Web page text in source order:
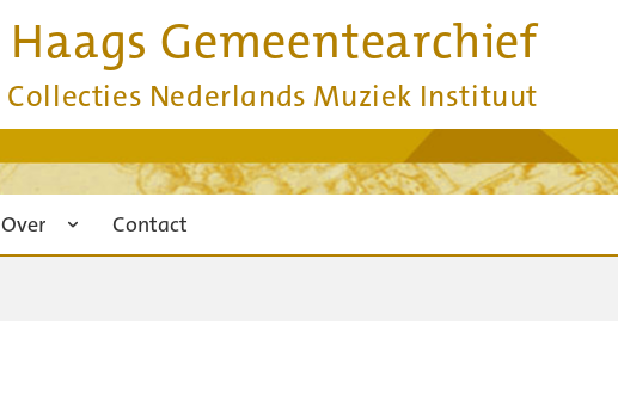
Haags Gemeentearchief
Collecties Nederlands Muziek Instituut
Over Contact